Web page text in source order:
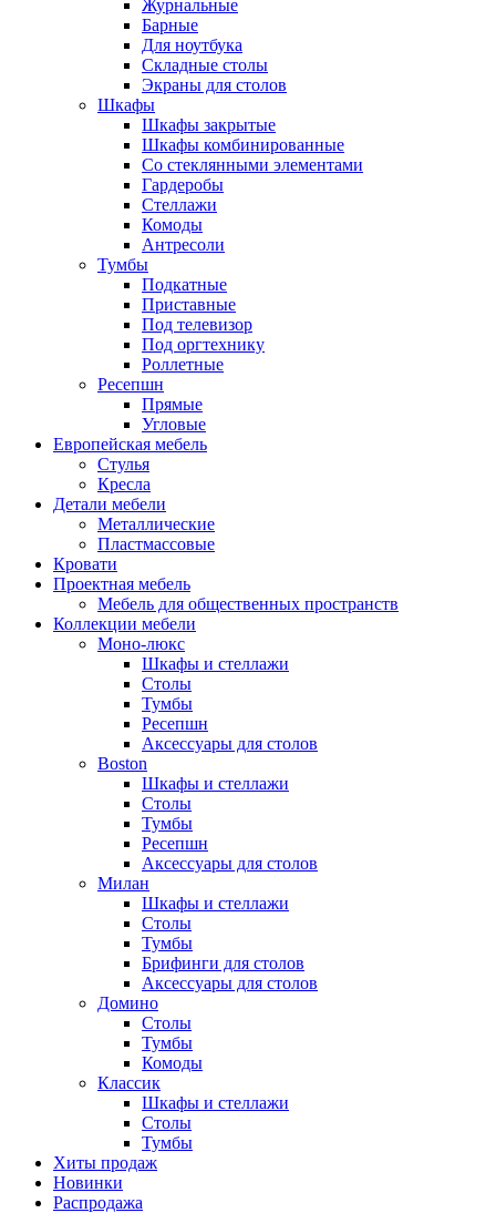
Журнальные
Барные
Для ноутбука
Складные столы
Экраны для столов
Шкафы
Шкафы закрытые
Шкафы комбинированные
Со стеклянными элементами
Гардеробы
Стеллажи
Комоды
Антресоли
Тумбы
Подкатные
Приставные
Под телевизор
Под оргтехнику
Роллетные
Ресепшн
Прямые
Угловые
Европейская мебель
Стулья
Кресла
Детали мебели
Металлические
Пластмассовые
Кровати
Проектная мебель
Мебель для общественных пространств
Коллекции мебели
Моно-люкс
Шкафы и стеллажи
Столы
Тумбы
Ресепшн
Аксессуары для столов
Boston
Шкафы и стеллажи
Столы
Тумбы
Ресепшн
Аксессуары для столов
Милан
Шкафы и стеллажи
Столы
Тумбы
Брифинги для столов
Аксессуары для столов
Домино
Столы
Тумбы
Комоды
Классик
Шкафы и стеллажи
Столы
Тумбы
Хиты продаж
Новинки
Распродажа